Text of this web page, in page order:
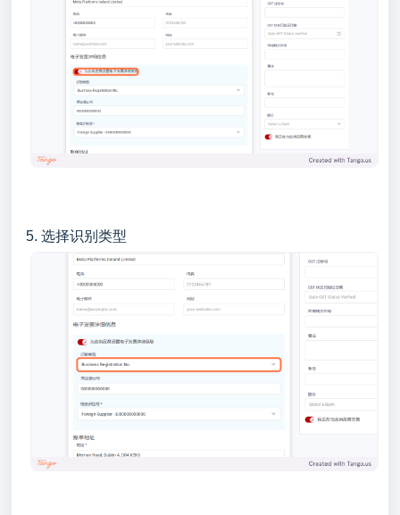
5. 选择识别类型